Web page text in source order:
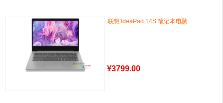
联想 IdeaPad 14S 笔记本电脑
¥3799.00